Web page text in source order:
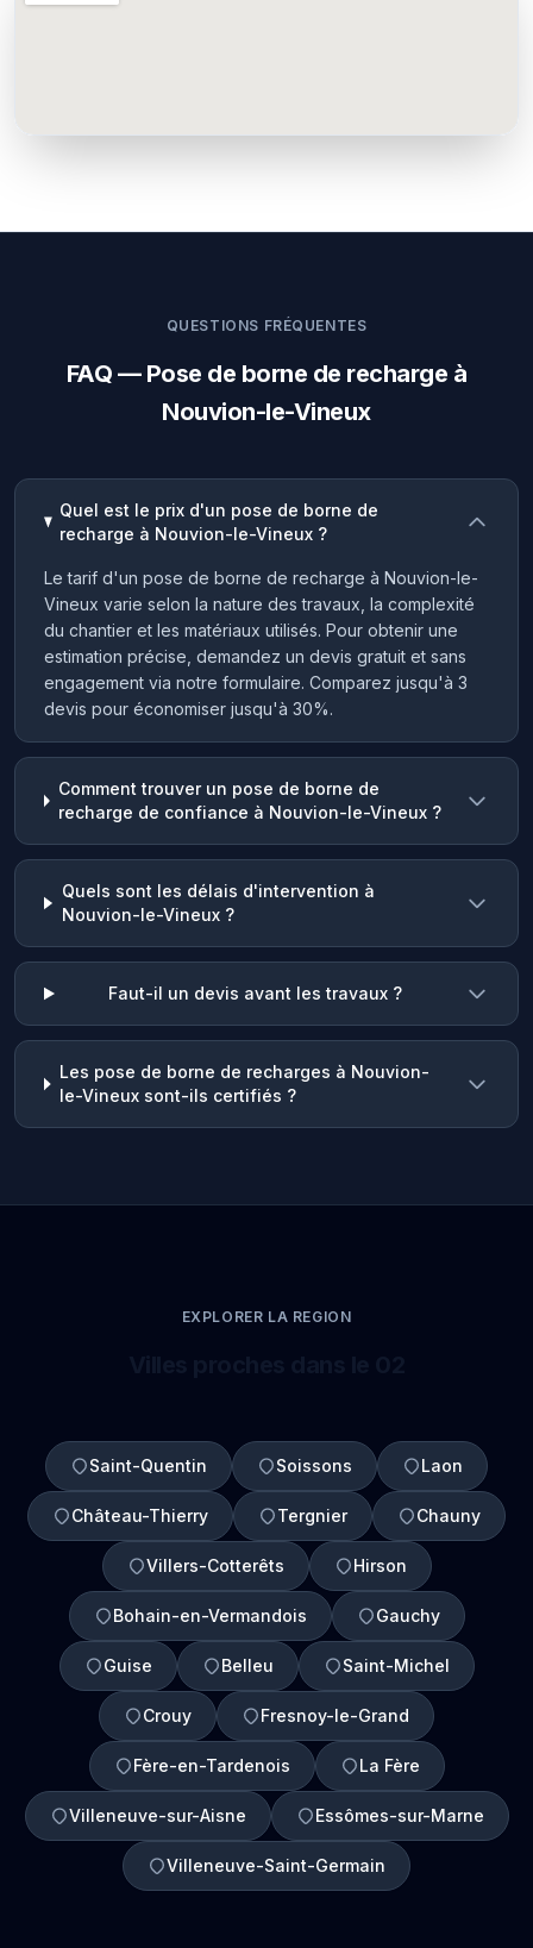
QUESTIONS FRÉQUENTES
FAQ — Pose de borne de recharge à
Nouvion-le-Vineux
Quel est le prix d'un pose de borne de
recharge à Nouvion-le-Vineux ?
Le tarif d'un pose de borne de recharge à Nouvion-le-
Vineux varie selon la nature des travaux, la complexité
du chantier et les matériaux utilisés. Pour obtenir une
estimation précise, demandez un devis gratuit et sans
engagement via notre formulaire. Comparez jusqu'à 3
devis pour économiser jusqu'à 30%.
Comment trouver un pose de borne de
recharge de confiance à Nouvion-le-Vineux ?
Quels sont les délais d'intervention à
Nouvion-le-Vineux ?
Faut-il un devis avant les travaux ?
Les pose de borne de recharges à Nouvion-
le-Vineux sont-ils certifiés ?
EXPLORER LA REGION
Saint-Quentin Soissons Laon
Château-Thierry Tergnier Chauny
Villers-Cotterêts Hirson
Bohain-en-Vermandois Gauchy
Guise Belleu Saint-Michel
Crouy Fresnoy-le-Grand
Fère-en-Tardenois La Fère
Villeneuve-sur-Aisne Essômes-sur-Marne
Villeneuve-Saint-Germain